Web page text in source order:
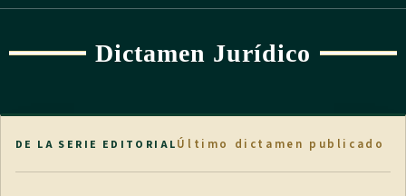
Dictamen Jurídico
DE LA SERIE EDITORIALÚltimo dictamen publicado